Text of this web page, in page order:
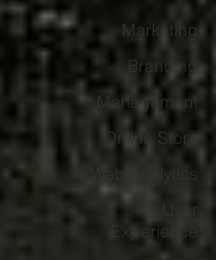
Marketing
Branding
Management
Online Store
Web Analytics
User
Experience